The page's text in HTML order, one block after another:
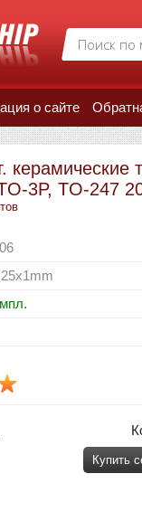
о сайте
керамические
3P, TO-247
Купить